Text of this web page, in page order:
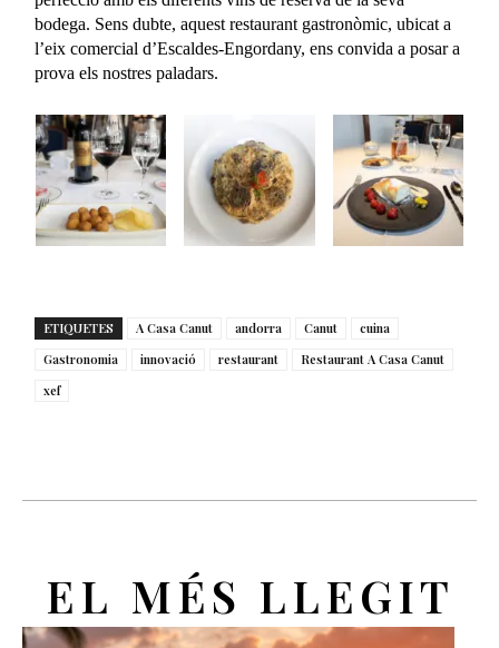
bodega. Sens dubte, aquest restaurant gastronòmic, ubicat a
l’eix comercial d’Escaldes-Engordany, ens convida a posar a
prova els nostres paladars.
ETIQUETES A Casa Canut andorra Canut
cuina
Gastronomia
innovació restaurant
Restaurant A Casa Canut
xef
EL MÉS LLEGIT